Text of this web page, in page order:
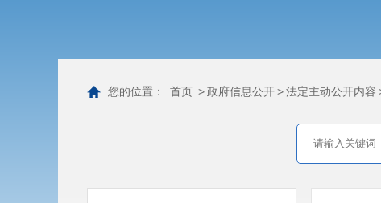
您的位置： 首页 >政府信息公开>法定主动公开内容